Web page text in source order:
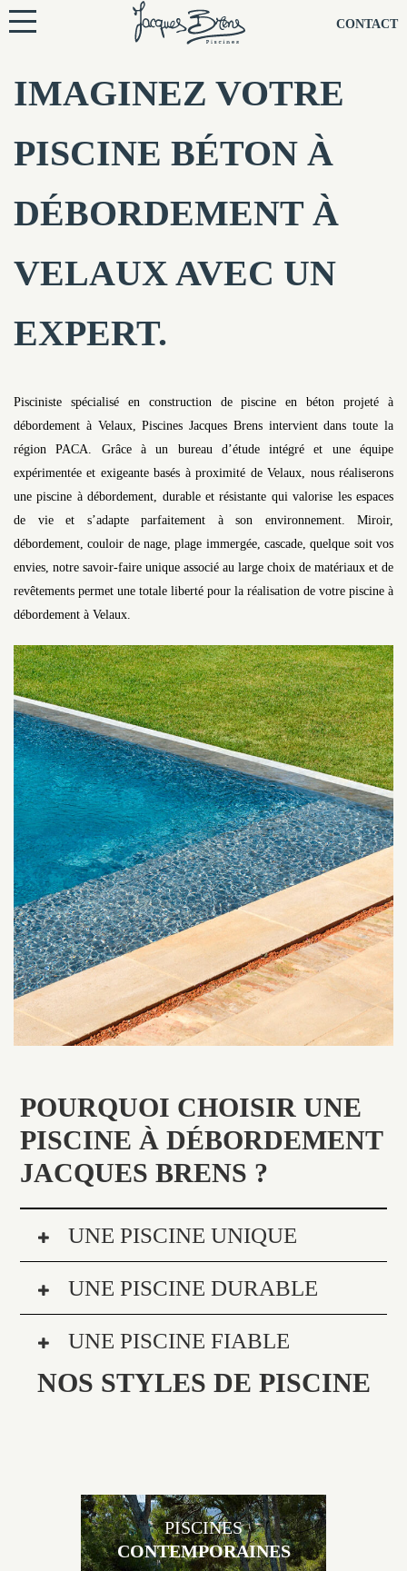
CONTACT
IMAGINEZ VOTRE
PISCINE BÉTON À
DÉBORDEMENT À
VELAUX AVEC UN
EXPERT.
Pisciniste spécialisé en construction de piscine en béton projeté à
débordement à Velaux, Piscines Jacques Brens intervient dans toute la
région PACA. Grâce à un bureau d’étude intégré et une équipe
expérimentée et exigeante basés à proximité de Velaux, nous réaliserons
une piscine à débordement, durable et résistante qui valorise les espaces
de vie et s’adapte parfaitement à son environnement. Miroir,
débordement, couloir de nage, plage immergée, cascade, quelque soit vos
envies, notre savoir-faire unique associé au large choix de matériaux et de
revêtements permet une totale liberté pour la réalisation de votre piscine à
débordement à Velaux.
POURQUOI CHOISIR UNE
PISCINE À DÉBORDEMENT
JACQUES BRENS ?
UNE PISCINE UNIQUE
UNE PISCINE DURABLE
UNE PISCINE FIABLE
NOS STYLES DE PISCINE
PISCINES
CONTEMPORAINES
NOS PISCINES
NOTRE TECHNIQUE
NOS CONSEILS
NOS AGENCES
CONTACTEZ-NOUS